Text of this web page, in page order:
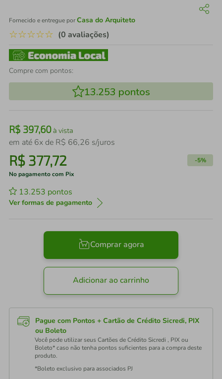
Fornecido e entregue porCasa do Arquiteto
☆☆☆☆☆ (0 avaliações)
Compre com pontos:
13.253 pontos
R$ 397,60à vista
em até 6x de R$ 66,26 s/juros
R$ 377,72 -5%
No pagamento com Pix
13.253 pontos
Ver formas de pagamento
Comprar agora
Adicionar ao carrinho
Pague com Pontos + Cartão de Crédito Sicredi, PIX
ou Boleto
Você pode utilizar seus Cartões de Crédito Sicredi , PIX ou
Boleto* caso não tenha pontos suficientes para a compra deste
produto.
*Boleto exclusivo para associados PJ